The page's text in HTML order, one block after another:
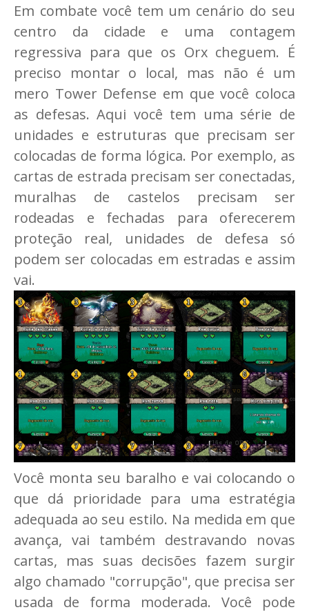
Em combate você tem um cenário do seu
centro da cidade e uma contagem
regressiva para que os Orx cheguem. É
preciso montar o local, mas não é um
mero Tower Defense em que você coloca
as defesas. Aqui você tem uma série de
unidades e estruturas que precisam ser
colocadas de forma lógica. Por exemplo, as
cartas de estrada precisam ser conectadas,
muralhas de castelos precisam ser
rodeadas e fechadas para oferecerem
proteção real, unidades de defesa só
podem ser colocadas em estradas e assim
vai.
Você monta seu baralho e vai colocando o
que dá prioridade para uma estratégia
adequada ao seu estilo. Na medida em que
avança, vai também destravando novas
cartas, mas suas decisões fazem surgir
algo chamado "corrupção", que precisa ser
usada de forma moderada. Você pode